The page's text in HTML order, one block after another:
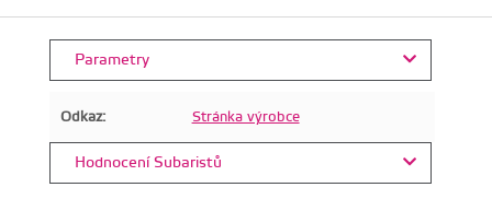
Parametry
Odkaz: Stránka výrobce
Hodnocení Subaristů